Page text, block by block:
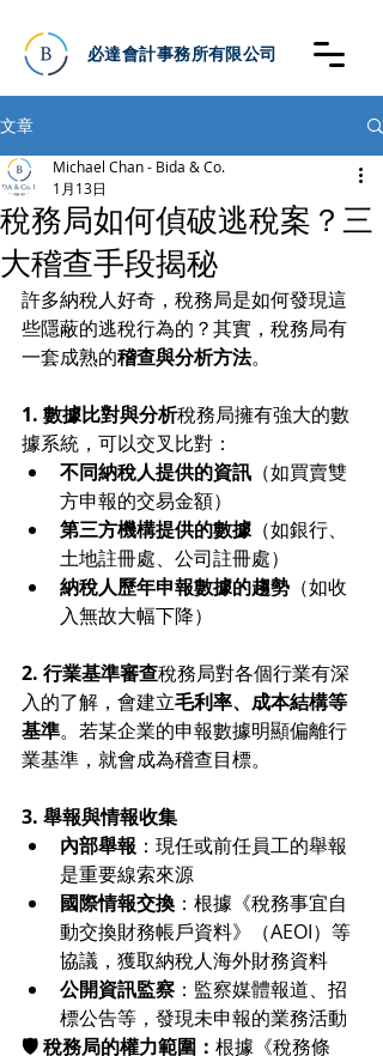
必達會計事務所有限公司
文章
稅務局如何偵破逃稅案？三
大稽查手段揭秘
Michael Chan - Bida & Co.
1月13日
許多納稅人好奇，稅務局是如何發現這
些隱蔽的逃稅行為的？其實，稅務局有
一套成熟的稽查與分析方法。
1. 數據比對與分析稅務局擁有強大的數
據系統，可以交叉比對：
不同納稅人提供的資訊 （如買賣雙
方申報的交易金額）
第三方機構提供的數據（如銀行、
土地註冊處、公司註冊處）
納稅人歷年申報數據的趨勢 （如收
入無故大幅下降）
2. 行業基準審查稅務局對各個行業有深
入的了解，會建立毛利率、成本結構等
基準。若某企業的申報數據明顯偏離行
業基準，就會成為稽查目標。
3. 舉報與情報收集
內部舉報 ：現任或前任員工的舉報
是重要線索來源
國際情報交換 ：根據《稅務事宜自
動交換財務帳戶資料》（AEOI）等
協議，獲取納稅人海外財務資料
公開資訊監察 ：監察媒體報道、招
標公告等，發現未申報的業務活動
🛡️ 稅務局的權力範圍： 根據《稅務條